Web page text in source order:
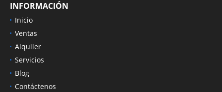
INFORMACIÓN
Inicio
Ventas
Alquiler
Servicios
Blog
Contáctenos